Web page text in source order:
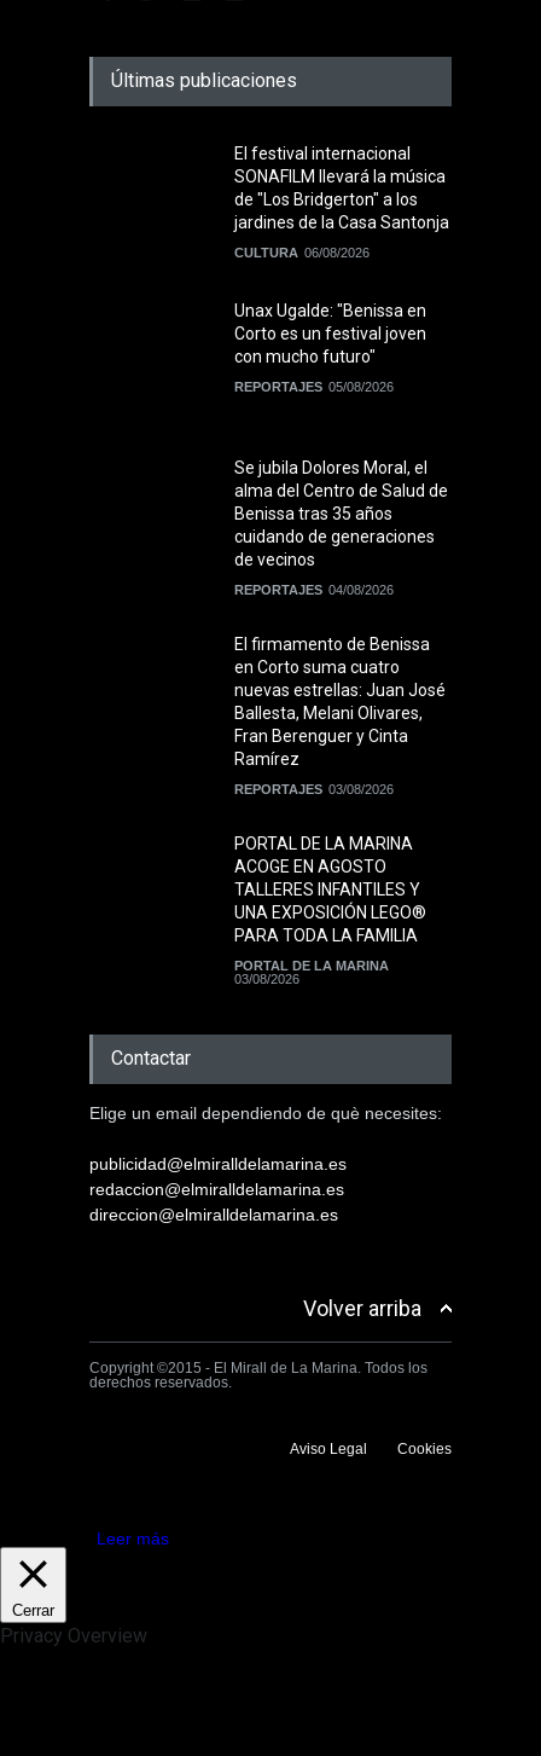
Últimas publicaciones
El festival internacional
SONAFILM llevará la música
de "Los Bridgerton" a los
jardines de la Casa Santonja
CULTURA 06/08/2026
Unax Ugalde: "Benissa en
Corto es un festival joven
con mucho futuro"
REPORTAJES 05/08/2026
Se jubila Dolores Moral, el
alma del Centro de Salud de
Benissa tras 35 años
cuidando de generaciones
de vecinos
REPORTAJES 04/08/2026
El firmamento de Benissa
en Corto suma cuatro
nuevas estrellas: Juan José
Ballesta, Melani Olivares,
Fran Berenguer y Cinta
Ramírez
REPORTAJES 03/08/2026
PORTAL DE LA MARINA
ACOGE EN AGOSTO
TALLERES INFANTILES Y
UNA EXPOSICIÓN LEGO®
PARA TODA LA FAMILIA
PORTAL DE LA MARINA
03/08/2026
Contactar
Elige un email dependiendo de què necesites:
publicidad@elmiralldelamarina.es
redaccion@elmiralldelamarina.es
direccion@elmiralldelamarina.es
Volver arriba
Copyright ©2015 - El Mirall de La Marina. Todos los
derechos reservados.
Aviso Legal Cookies
Leer más
Cerrar
Privacy Overview